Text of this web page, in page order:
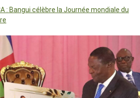
: Bangui célèbre la Journée mondiale du